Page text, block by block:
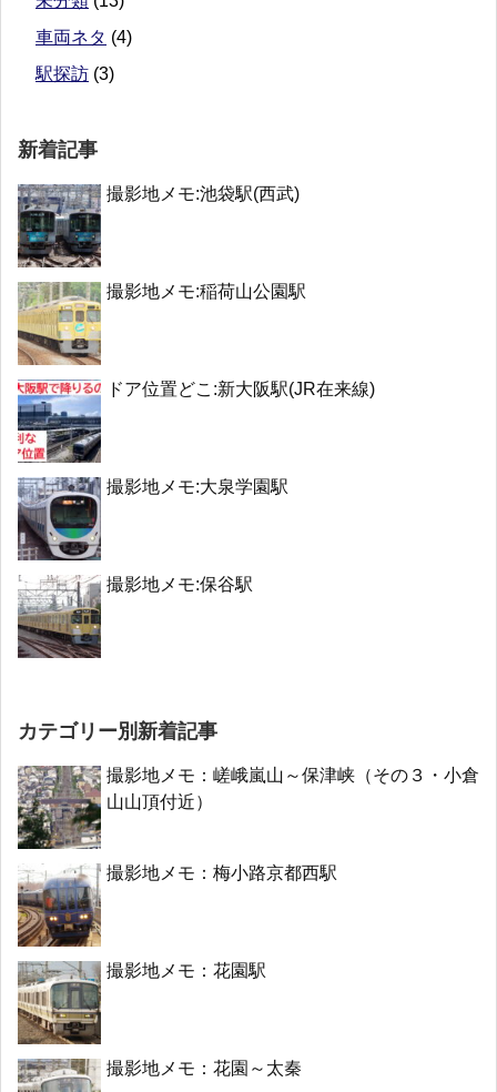
車両ネタ (4)
駅探訪 (3)
新着記事
撮影地メモ:池袋駅(西武)
撮影地メモ:稲荷山公園駅
ドア位置どこ:新大阪駅(JR在来線)
撮影地メモ:大泉学園駅
撮影地メモ:保谷駅
カテゴリー別新着記事
撮影地メモ：嵯峨嵐山～保津峡（その３・小倉
山山頂付近）
撮影地メモ：梅小路京都西駅
撮影地メモ：花園駅
撮影地メモ：花園～太秦